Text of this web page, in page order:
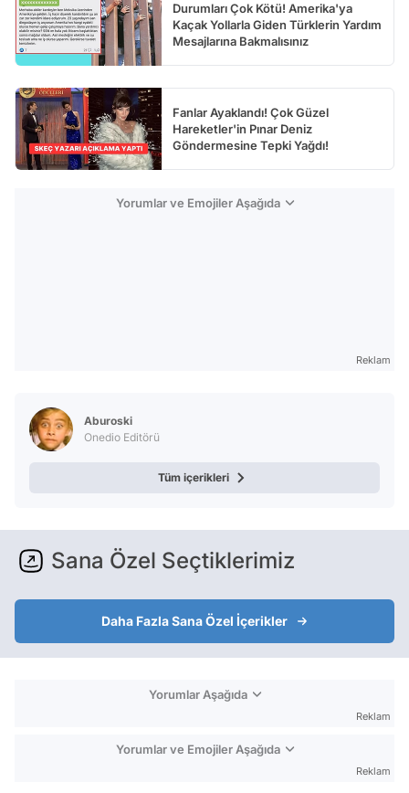
Durumları Çok Kötü! Amerika'ya
Kaçak Yollarla Giden Türklerin Yardım
Mesajlarına Bakmalısınız
Fanlar Ayaklandı! Çok Güzel
Hareketler'in Pınar Deniz
Göndermesine Tepki Yağdı!
Yorumlar ve Emojiler Aşağıda
Reklam
Aburoski
Onedio Editörü
Tüm içerikleri
Sana Özel Seçtiklerimiz
Daha Fazla Sana Özel İçerikler
Yorumlar Aşağıda
Reklam
Yorumlar ve Emojiler Aşağıda
Reklam